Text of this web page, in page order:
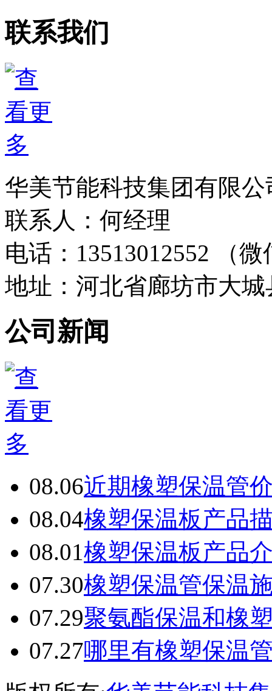
联系我们
华美节能科技集团有限公
联系人：何经理
电话：13513012552 （
地址：河北省廊坊市大
公司新闻
08.06近期橡塑保温管
08.04橡塑保温板产品
08.01橡塑保温板产品
07.30橡塑保温管保温
07.29聚氨酯保温和橡
07.27哪里有橡塑保温